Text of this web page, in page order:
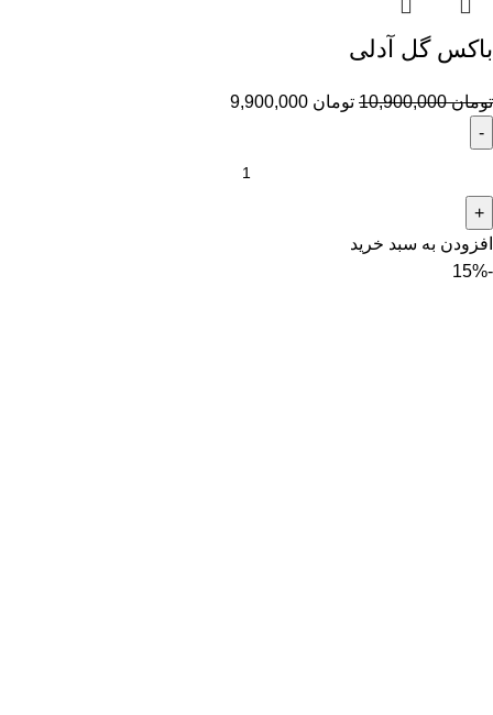
باکس گل آدلی
تومان10,900,000 تومان
افزودن به سبد خرید
-15%